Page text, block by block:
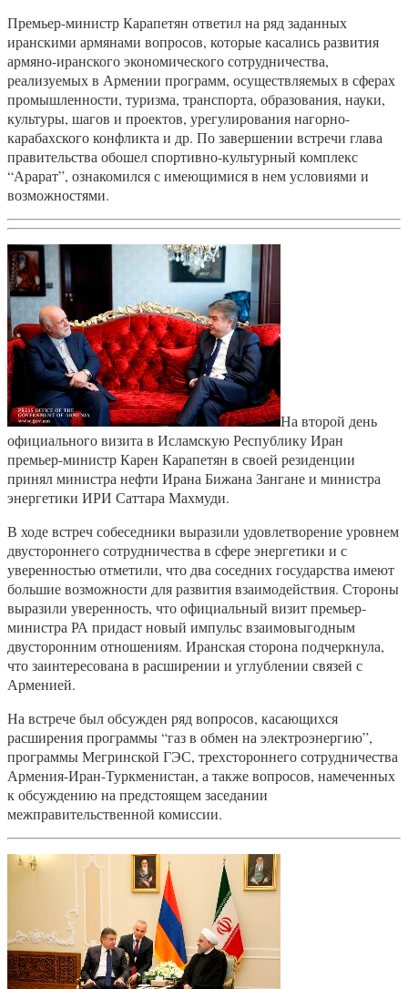
Премьер-министр Карапетян ответил на ряд заданных
иранскими армянами вопросов, которые касались развития
армяно-иранского экономического сотрудничества,
реализуемых в Армении программ, осуществляемых в сферах
промышленности, туризма, транспорта, образования, науки,
культуры, шагов и проектов, урегулирования нагорно-
карабахского конфликта и др. По завершении встречи глава
правительства обошел спортивно-культурный комплекс
“Арарат”, ознакомился с имеющимися в нем условиями и
возможностями.
На второй день
официального визита в Исламскую Республику Иран
премьер-министр Карен Карапетян в своей резиденции
принял министра нефти Ирана Бижана Зангане и министра
энергетики ИРИ Саттара Махмуди.
В ходе встреч собеседники выразили удовлетворение уровнем
двустороннего сотрудничества в сфере энергетики и с
уверенностью отметили, что два соседних государства имеют
большие возможности для развития взаимодействия. Стороны
выразили уверенность, что официальный визит премьер-
министра РА придаст новый импульс взаимовыгодным
двусторонним отношениям. Иранская сторона подчеркнула,
что заинтересована в расширении и углублении связей с
Арменией.
На встрече был обсужден ряд вопросов, касающихся
расширения программы “газ в обмен на электроэнергию”,
программы Мегринской ГЭС, трехстороннего сотрудничества
Армения-Иран-Туркменистан, а также вопросов, намеченных
к обсуждению на предстоящем заседании
межправительственной комиссии.